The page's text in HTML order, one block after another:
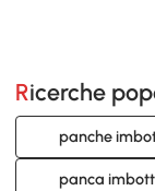
Ricerche
panche
panca